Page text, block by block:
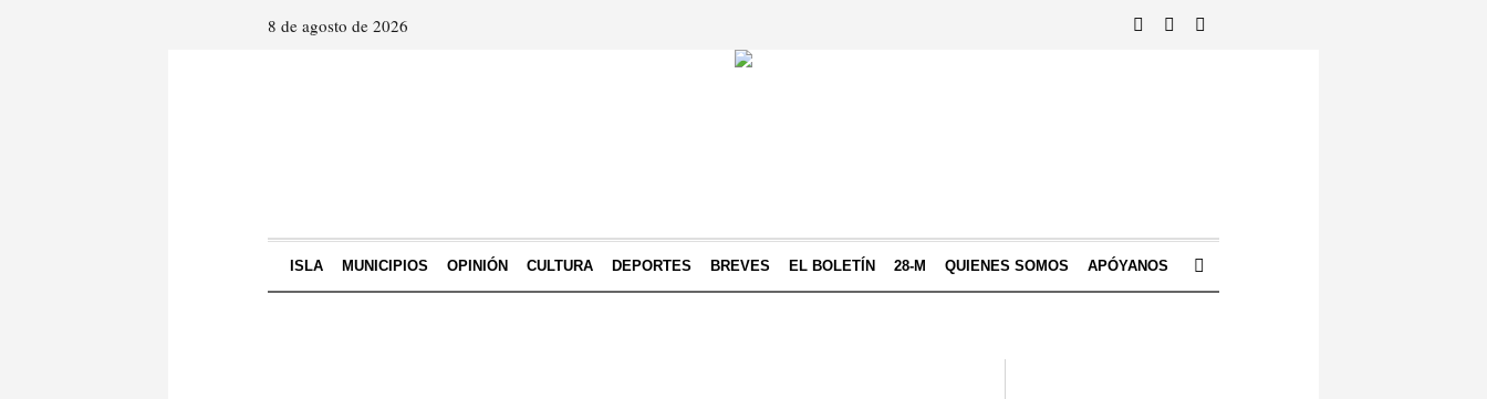
8 de agosto de 2026
ISLA MUNICIPIOS OPINIÓN CULTURA DEPORTES BREVES EL BOLETÍN 28-M QUIENES SOMOS APÓYANOS